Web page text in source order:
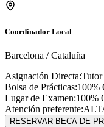
Coordinador Local
Barcelona /Cataluña
Asignación Directa:Tutor
Bolsa de Prácticas:100%
Lugar de Examen:100%
Atención preferente:
RESERVAR BECA DE